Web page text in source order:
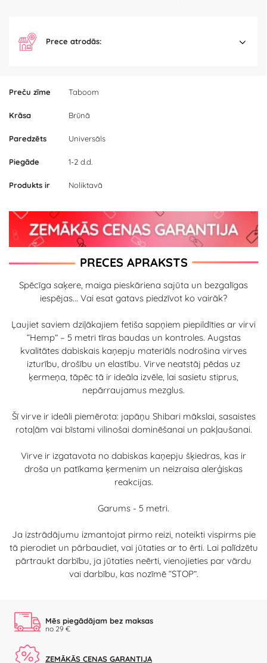
Preču zīme Taboom
Krāsa Brūnā
Paredzēts Universāls
Piegāde 1-2 d.d.
Produkts ir Noliktavā
Prece atrodās:
PRECES APRAKSTS
Spēcīga saķere, maiga pieskāriena sajūta un bezgalīgas
iespējas... Vai esat gatavs piedzīvot ko vairāk?
Ļaujiet saviem dziļākajiem fetiša sapņiem piepildīties ar virvi
“Hemp” – 5 metri tīras baudas un kontroles. Augstas
kvalitātes dabiskais kaņepju materiāls nodrošina virves
izturību, drošību un elastību. Virve neatstāj pēdas uz
ķermeņa, tāpēc tā ir ideāla izvēle, lai sasietu stiprus,
nepārraujamus mezglus.
Šī virve ir ideāli piemērota: japāņu Shibari mākslai, sasaistes
rotaļām vai bīstami vilinošai dominēšanai un pakļaušanai.
Virve ir izgatavota no dabiskas kaņepju šķiedras, kas ir
droša un patīkama ķermenim un neizraisa alerģiskas
reakcijas.
Garums - 5 metri.
Ja izstrādājumu izmantojat pirmo reizi, noteikti vispirms pie
tā pierodiet un pārbaudiet, vai jūtaties ar to ērti. Lai palīdzētu
pārtraukt darbību, ja jūtaties neērti, vienojieties par vārdu
vai darbību, kas nozīmē “STOP”.
Mēs piegādājam bez maksas
no 29 €
ZEMĀKĀS CENAS GARANTIJA